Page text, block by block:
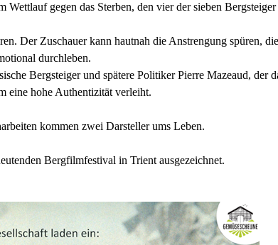
gegen das Sterben, den vier der sieben
Der Zuschauer kann hautnah die Anstrengung spüren,
durchleben.
Bergsteiger und spätere Politiker Pierre Mazeaud, der
eine hohe Authentizität verleiht.
kommen zwei Darsteller ums Leben.
Bergfilmfestival in Trient ausgezeichnet.